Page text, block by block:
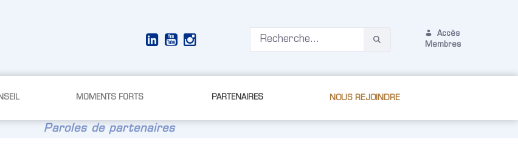
Accès
Membres
MOMENTS FORTS PARTENAIRES NOUS REJOINDRE
Paroles de partenaires